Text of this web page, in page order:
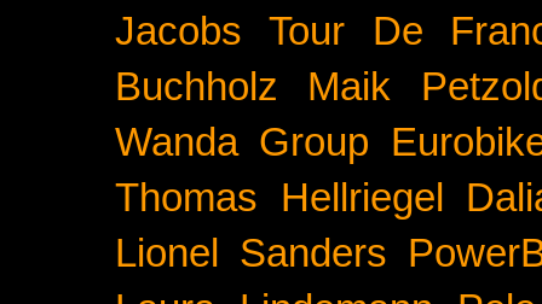
Jacobs
Tour De
Buchholz
Maik
Wanda Group
Thomas Hellriegel
Lionel Sanders